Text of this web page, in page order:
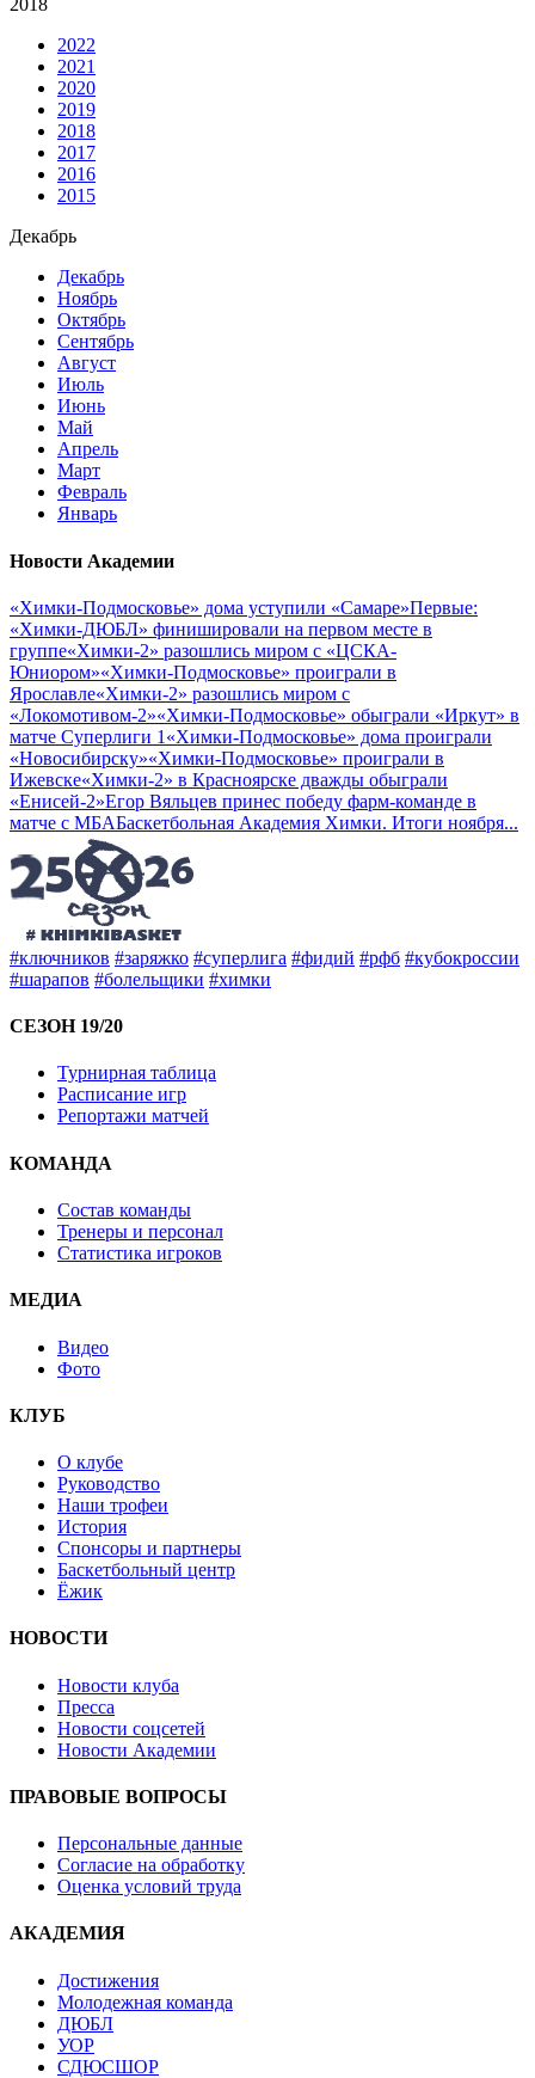
2018
2022
2021
2020
2019
2018
2017
2016
2015
Декабрь
Декабрь
Ноябрь
Октябрь
Сентябрь
Август
Июль
Июнь
Май
Апрель
Март
Февраль
Январь
Новости Академии
«Химки-Подмосковье» дома уступили «Самаре»Первые:
«Химки-ДЮБЛ» финишировали на первом месте в
группе«Химки-2» разошлись миром с «ЦСКА-
Юниором»«Химки-Подмосковье» проиграли в
Ярославле«Химки-2» разошлись миром с
«Локомотивом-2»«Химки-Подмосковье» обыграли «Иркут» в
матче Суперлиги 1 «Химки-Подмосковье» дома проиграли
«Новосибирску»«Химки-Подмосковье» проиграли в
Ижевске«Химки-2» в Красноярске дважды обыграли
«Енисей-2»Егор Вяльцев принес победу фарм-команде в
матче с МБАБаскетбольная Академия Химки. Итоги ноября...
#ключников #заряжко #суперлига #фидий #рфб #кубокроссии
#шарапов #болельщики #химки
СЕЗОН 19/20
Турнирная таблица
Расписание игр
Репортажи матчей
КОМАНДА
Состав команды
Тренеры и персонал
Статистика игроков
МЕДИА
Видео
Фото
КЛУБ
О клубе
Руководство
Наши трофеи
История
Спонсоры и партнеры
Баскетбольный центр
Ёжик
НОВОСТИ
Новости клуба
Пресса
Новости соцсетей
Новости Академии
ПРАВОВЫЕ ВОПРОСЫ
Персональные данные
Согласие на обработку
Оценка условий труда
АКАДЕМИЯ
Достижения
Молодежная команда
ДЮБЛ
УОР
СДЮСШОР